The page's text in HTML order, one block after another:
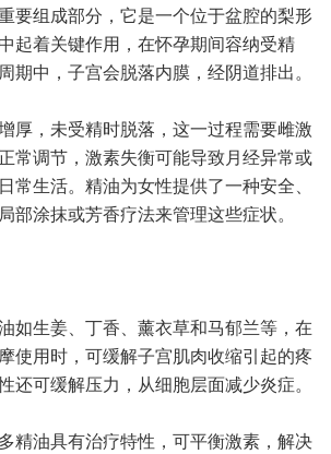
要组成部分，它是一个位于盆腔的梨形
起着关键作用，在怀孕期间容纳受精
期中，子宫会脱落内膜，经阴道排出。
厚，未受精时脱落，这一过程需要雌激
常调节，激素失衡可能导致月经异常或
常生活。精油为女性提供了一种安全、
部涂抹或芳香疗法来管理这些症状。
如生姜、丁香、薰衣草和马郁兰等，在
使用时，可缓解子宫肌肉收缩引起的疼
还可缓解压力，从细胞层面减少炎症。
精油具有治疗特性，可平衡激素，解决